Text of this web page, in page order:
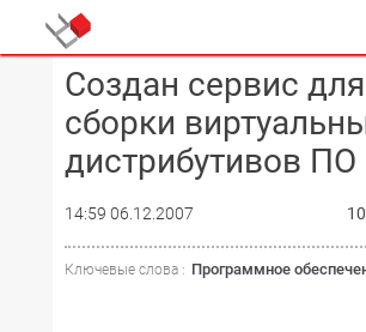
Создан сервис для
сборки
дистрибутивов ПО
14:59 06.12.2007
Ключевые слова : Программное